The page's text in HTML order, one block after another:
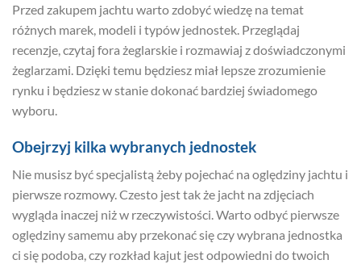
Przed zakupem jachtu warto zdobyć wiedzę na temat
różnych marek, modeli i typów jednostek. Przeglądaj
recenzje, czytaj fora żeglarskie i rozmawiaj z doświadczonymi
żeglarzami. Dzięki temu będziesz miał lepsze zrozumienie
rynku i będziesz w stanie dokonać bardziej świadomego
wyboru.
Obejrzyj kilka wybranych jednostek
Nie musisz być specjalistą żeby pojechać na oględziny jachtu i
pierwsze rozmowy. Czesto jest tak że jacht na zdjęciach
wygląda inaczej niż w rzeczywistości. Warto odbyć pierwsze
oględziny samemu aby przekonać się czy wybrana jednostka
ci się podoba, czy rozkład kajut jest odpowiedni do twoich